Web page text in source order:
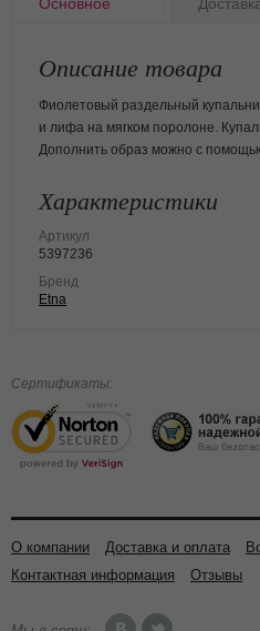
Описание товара
Фиолетовый раздельный
и лифа на мягком поролоне.
Дополнить образ можно с
Характеристики
Артикул
5397236
Бренд
Etna
Сертификаты:
О компании Доставка и оплата
Контактная информация
Отзывы